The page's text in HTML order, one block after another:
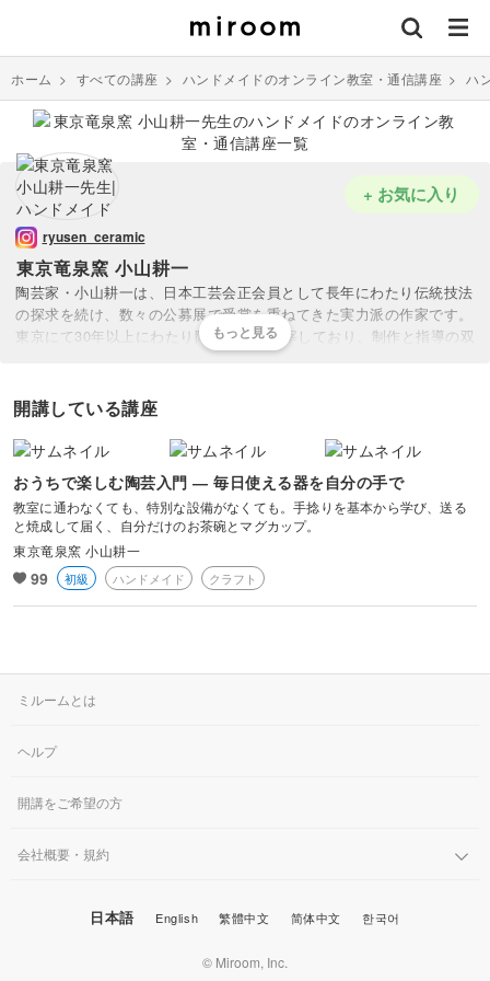
ホーム > すべての講座 > ハンドメイドのオンライン教室・通信講座 > ハ
東京竜泉窯 小山耕一
ryusen_ceramic
陶芸家・小山耕一は、日本工芸会正会員として長年にわたり伝統技法
の探求を続け、数々の公募展で受賞を重ねてきた実力派の作家です。
東京にて30年以上にわたり陶芸教室を主宰しており、制作と指導の双
方で豊かな経験を積んできました。技法の確かな理解と美意識を基
い信頼を得ています。
+ お気に入り
開講している講座
おうちで楽しむ陶芸入門 ― 毎日使える器を自分の手で
教室に通わなくても、特別な設備がなくても。手捻りを基本から学び、送る
と焼成して届く、自分だけのお茶碗とマグカップ。
東京竜泉窯 小山耕一
99 初級 ハンドメイド クラフト
ミルームとは
ヘルプ
開講をご希望の方
会社概要・規約
日本語 English 繁體中文 简体中文 한국어
© Miroom, Inc.